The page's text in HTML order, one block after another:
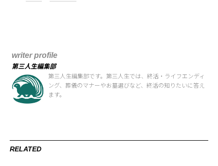
writer profile
第三人生編集部
第三人生編集部です。第三人生では、終活・ライフエンディ
ング、葬儀のマナーやお墓選びなど、終活の知りたいに答え
ます。
RELATED